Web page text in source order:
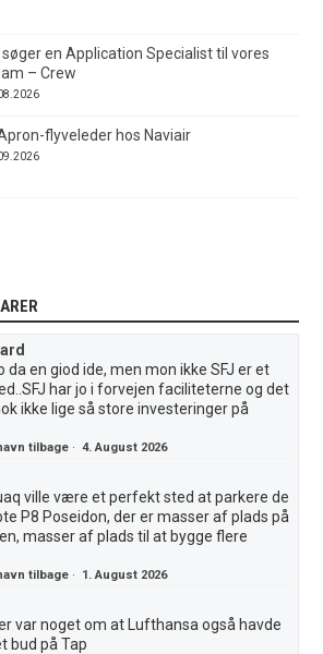
søger en Application Specialist til vores
– Crew
flyveleder hos Naviair
da en giod ide, men mon ikke SFJ er et
har jo i forvejen faciliteterne og det
ikke lige så store investeringer på
tilbage ·4. August 2026
ville være et perfekt sted at parkere de
P8 Poseidon, der er masser af plads på
masser af plads til at bygge flere
tilbage · 1. August 2026
var noget om at Lufthansa også havde
bud på Tap